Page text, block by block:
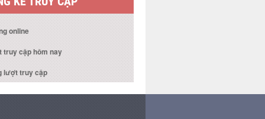
online
truy cập hôm nay
lượt truy cập